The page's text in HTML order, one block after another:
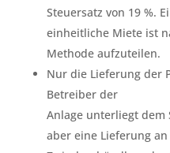
Steuersatz von 19 %.
einheitliche Miete ist
Methode aufzuteilen.
Nur die Lieferung der
Betreiber der
Anlage unterliegt dem
aber eine Lieferung